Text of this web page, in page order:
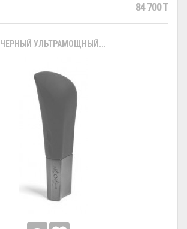
84 700 T
ЧЕРНЫЙ УЛЬТРАМОЩНЫЙ...